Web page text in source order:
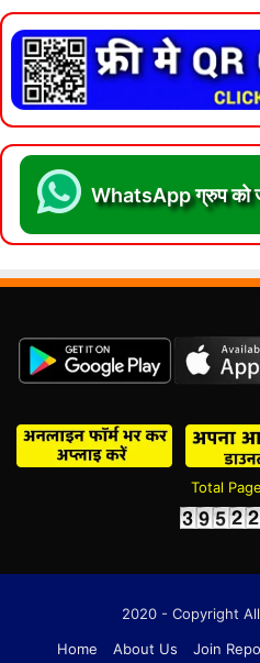
WhatsApp ग्रुप को
Total
2020 - Copyright
Home
About Us Join